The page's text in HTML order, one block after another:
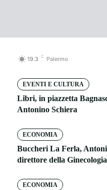
19.3 C Palermo
EVENTI E CULTURA
Libri, in piazzetta
Antonino Schiera
ECONOMIA
Buccheri La Ferla,
direttore della Ginecologia
ECONOMIA